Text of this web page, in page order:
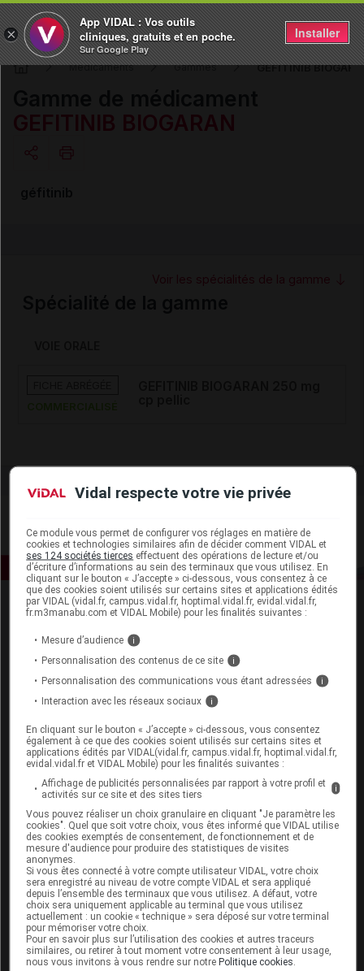
Médicaments Gammes GEFITINIB
GEFITINIB BIOGARAN
Voir les spécialités de la gamme
Espace produit
VIDAL Expert
VIDAL Hoptimal
eVIDAL
VIDAL Mobile
VIDAL widget
VIDAL Sécurisation
VIDAL e-Services
Espace institutionnel
Qui sommes-nous ?
VIDAL France
Carrières
Charte éthique et
déontologique
×
App VIDAL : Vos outils
cliniques, gratuits et en poche.
Sur Google Play
Installer
Vidal respecte votre vie privée
Ce module vous permet de configurer vos réglages en matière de
cookies et technologies similaires afin de décider comment VIDAL et
ses 124 sociétés tierces effectuent des opérations de lecture et/ou
d’écriture d’informations au sein des terminaux que vous utilisez. En
cliquant sur le bouton « J’accepte » ci-dessous, vous consentez à ce
que des cookies soient utilisés sur certains sites et applications édités
par VIDAL (vidal.fr, campus.vidal.fr, hoptimal.vidal.fr, evidal.vidal.fr,
fr.m3manabu.com et VIDAL Mobile) pour les finalités suivantes :
Mesure d’audience i
Personnalisation des contenus de ce site i
Personnalisation des communications vous étant adressées i
Interaction avec les réseaux sociaux i
En cliquant sur le bouton « J’accepte » ci-dessous, vous consentez
également à ce que des cookies soient utilisés sur certains sites et
applications édités par VIDAL(vidal.fr, campus.vidal.fr, hoptimal.vidal.fr,
evidal.vidal.fr et VIDAL Mobile) pour les finalités suivantes :
Affichage de publicités personnalisées par rapport à votre profil et
activités sur ce site et des sites tiers
i
Vous pouvez réaliser un choix granulaire en cliquant "Je paramètre les
cookies". Quel que soit votre choix, vous êtes informé que VIDAL utilise
des cookies exemptés de consentement, de fonctionnement et de
mesure d'audience pour produire des statistiques de visites
anonymes.
Si vous êtes connecté à votre compte utilisateur VIDAL, votre choix
sera enregistré au niveau de votre compte VIDAL et sera appliqué
depuis l’ensemble des terminaux que vous utilisez. A défaut, votre
choix sera uniquement applicable au terminal que vous utilisez
actuellement : un cookie « technique » sera déposé sur votre terminal
pour mémoriser votre choix.
Pour en savoir plus sur l’utilisation des cookies et autres traceurs
similaires, ou retirer à tout moment votre consentement à leur usage,
nous vous invitons à vous rendre sur notrePolitique cookies